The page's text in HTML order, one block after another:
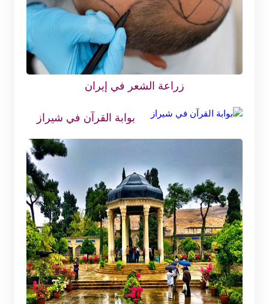
زراعة الشعر في إيران
بوابة القرآن في شيراز